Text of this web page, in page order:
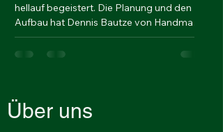
hellauf begeistert. Die Planung und den
Aufbau hat Dennis Bautze von Handmade-
Terrarienbau organisiert und wir haben das
Becken innerhalb von einem Tag
verfügt es über einen Lichtkasten und
Über uns